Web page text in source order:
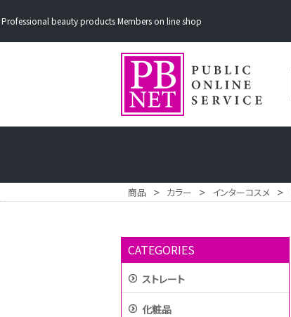
Professional beauty products Members on line shop
商品 > カラー > インターコスメ >
CATEGORIES
ストレート
化粧品